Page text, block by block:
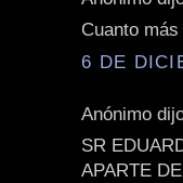
Cuanto
6 DE
Anónimo
SR
APARTE